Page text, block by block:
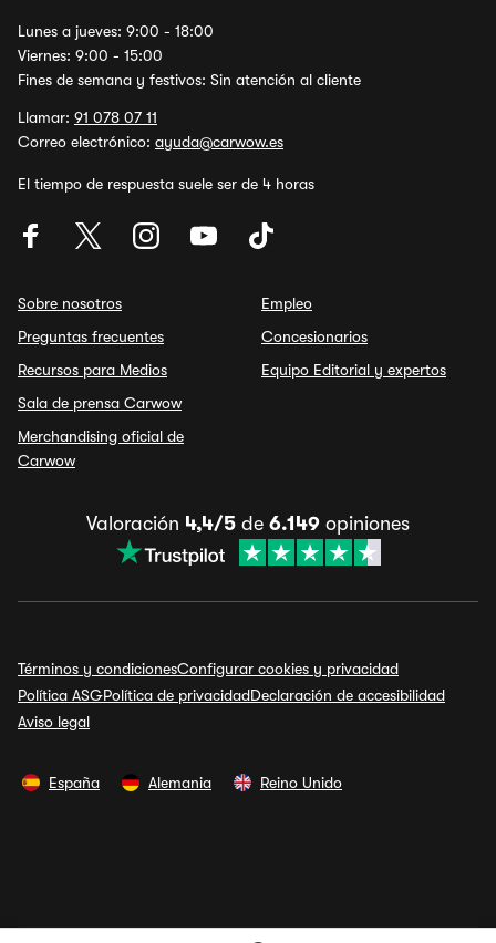
Lunes a jueves: 9:00 - 18:00
Viernes: 9:00 - 15:00
Fines de semana y festivos: Sin atención al cliente
Llamar: 91 078 07 11
Correo electrónico: ayuda@carwow.es
El tiempo de respuesta suele ser de 4 horas
Sobre nosotros
Preguntas frecuentes
Recursos para Medios
Sala de prensa Carwow
Merchandising oficial de
Carwow
Empleo
Concesionarios
Equipo Editorial y expertos
Valoración 4,4/5 de 6.149 opiniones
Términos y condicionesConfigurar cookies y privacidad
Política ASGPolítica de privacidadDeclaración de accesibilidad
Aviso legal
España Alemania Reino Unido